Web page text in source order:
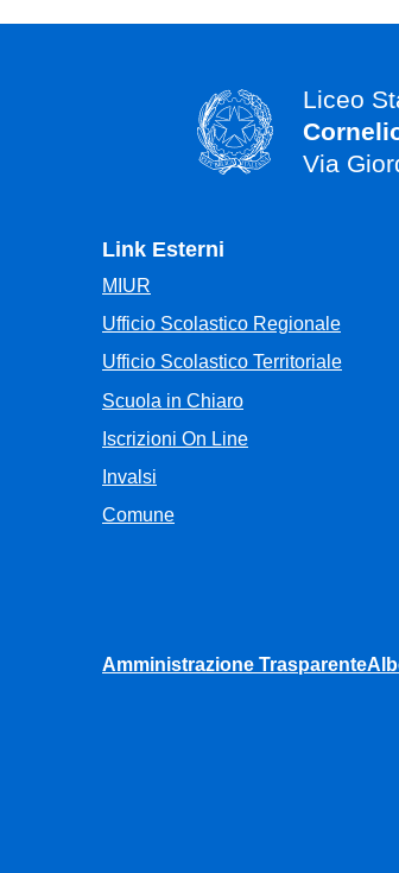
Liceo
Via
Link Esterni
MIUR
Ufficio Scolastico Regionale
Ufficio Scolastico Territoriale
Scuola in Chiaro
Iscrizioni On Line
Invalsi
Comune
Amministrazione Trasparente